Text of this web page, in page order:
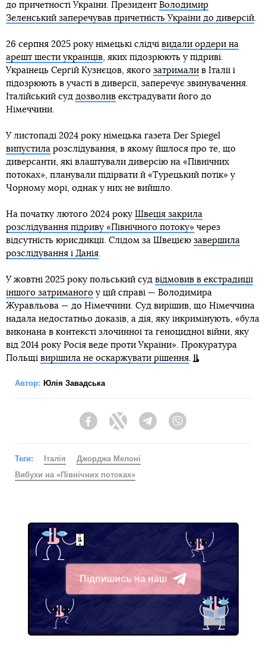
до причетності України. Президент Володимир
Зеленський заперечував причетність України до диверсій.
26 серпня 2025 року німецькі слідчі видали ордери на
арешт шести українців, яких підозрюють у підриві.
Українець Сергій Кузнєцов, якого затримали в Італії і
підозрюють в участі в диверсії, заперечує звинувачення.
Італійський суд дозволив екстрадувати його до
Німеччини.
У листопаді 2024 року німецька газета Der Spiegel
випустила розслідування, в якому йшлося про те, що
диверсанти, які влаштували диверсію на «Північних
потоках», планували підірвати й «Турецький потік» у
Чорному морі, однак у них не вийшло.
На початку лютого 2024 року Швеція закрила
розслідування підриву «Північного потоку» через
відсутність юрисдикції. Слідом за Швецією завершила
розслідування і Данія.
У жовтні 2025 року польський суд відмовив в екстрадиції
іншого затриманого у цій справі — Володимира
Журавльова — до Німеччини. Суд вирішив, що Німеччина
надала недостатньо доказів, а дія, яку інкримінують, «була
виконана в контексті злочинної та геноцидної війни, яку
від 2014 року Росія веде проти України». Прокуратура
Польщі вирішила не оскаржувати рішення.
Автор: Юлія Завадська
FacebookTwitter Telegram
Теги: Італія
Джорджа Мелоні
Вибухи на «Північних потоках»
Підпишись на наш
Telegram